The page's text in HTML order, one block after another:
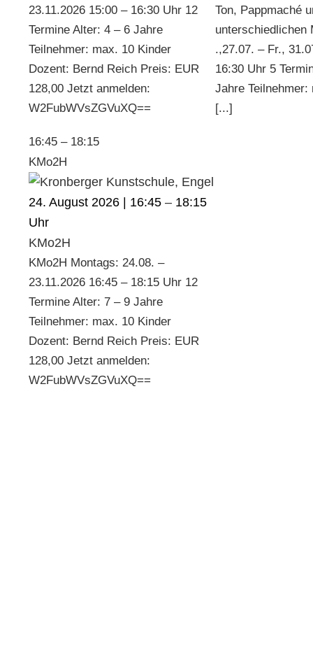
23.11.2026 15:00 – 16:30 Uhr 12
Termine Alter: 4 – 6 Jahre
Teilnehmer: max. 10 Kinder
Dozent: Bernd Reich Preis: EUR
128,00 Jetzt anmelden:
W2FubWVsZGVuXQ==
16:45 – 18:15
KMo2H
24. August 2026 | 16:45– 18:15
KMo2H
KMo2H Montags: 24.08. –
23.11.2026 16:45 – 18:15 Uhr 12
Termine Alter: 7 – 9 Jahre
Teilnehmer: max. 10 Kinder
Dozent: Bernd Reich Preis: EUR
128,00 Jetzt anmelden:
W2FubWVsZGVuXQ==
Ton, Pappmaché
unterschiedlichen
.,27.07. – Fr.,
16:30 Uhr 5
Jahre
[...]